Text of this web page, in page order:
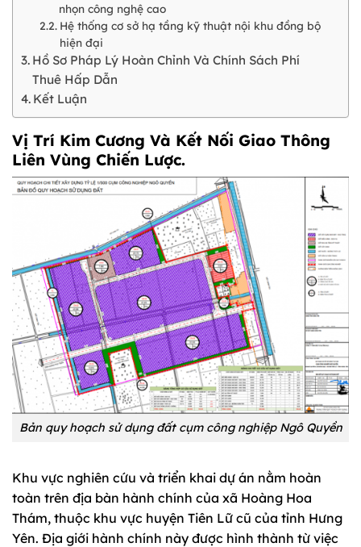
nhọn công nghệ cao
Hệ thống cơ sở hạ tầng kỹ thuật nội khu đồng bộ
hiện đại
Hồ Sơ Pháp Lý Hoàn Chỉnh Và Chính Sách Phí
Thuê Hấp Dẫn
Kết Luận
Vị Trí Kim Cương Và Kết Nối Giao Thông
Liên Vùng Chiến Lược.
Bản quy hoạch sử dụng đất cụm công nghiệp Ngô Quyền
Khu vực nghiên cứu và triển khai dự án nằm hoàn
toàn trên địa bàn hành chính của xã Hoàng Hoa
Thám, thuộc khu vực huyện Tiên Lữ cũ của tỉnh Hưng
Yên. Địa giới hành chính này được hình thành từ việc